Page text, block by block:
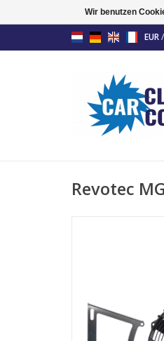
EUR/
Revotec
Wir benutzen